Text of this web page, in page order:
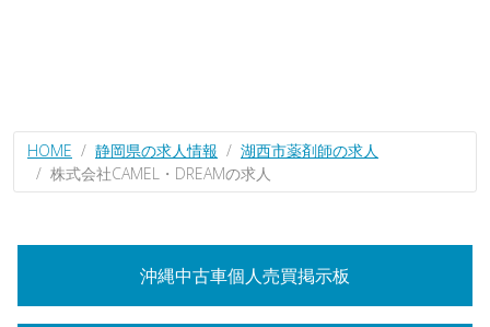
HOME 静岡県の求人情報
湖西市薬剤師の求人
株式会社CAMEL・DREAMの求人
沖縄中古車個人売買掲示板